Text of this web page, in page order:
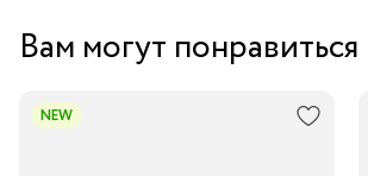
Вам могут понравиться
NEW